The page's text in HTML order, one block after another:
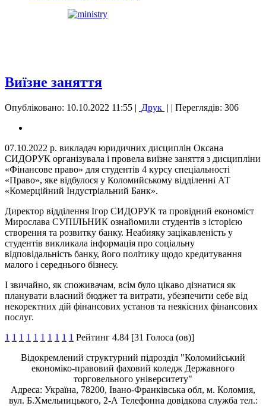
Виїзне заняття
Опубліковано: 10.10.2022 11:55 | Друк | | Переглядів: 306
07.10.2022 р. викладач юридичних дисциплін Оксана
СИДОРУК організувала і провела виїзне заняття з дисципліни
«Фінансове право» для студентів 4 курсу спеціальності
«Право», яке відбулося у Коломийському відділенні АТ
«Комерційний Індустріальний Банк».
Директор відділення Ігор СИДОРУК та провідний економіст
Мирослава СУПІЛЬНИК ознайомили студентів з історією
створення та розвитку банку. Неабияку зацікавленість у
студентів викликала інформація про соціальну
відповідальність банку, його політику щодо кредитування
малого і середнього бізнесу.
І звичайно, як споживачам, всім було цікаво дізнатися як
планувати власний бюджет та витрати, убезпечити себе від
некоректних дій фінансових установ та неякісних фінансових
послуг.
1 1 1 1 1 1 1 1 1 1 Рейтинг 4.84 [31 Голоса (ов)]
Відокремлений структурний підрозділ "Коломийський
економіко-правовий фаховий коледж Державного
торговельного університету"
Адреса: Україна, 78200, Івано-Франківська обл, м. Коломия,
вул. Б.Хмельницького, 2-А Телефонна довідкова служба тел.: